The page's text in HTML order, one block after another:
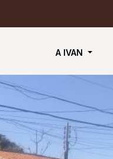
A IVAN